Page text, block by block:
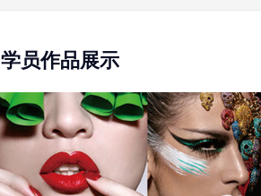
学员作品展示